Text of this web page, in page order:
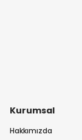
Kurumsal
Hakkımızda